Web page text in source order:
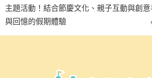
主題活動！結合節慶文化、親子互動與創
與回憶的假期體驗